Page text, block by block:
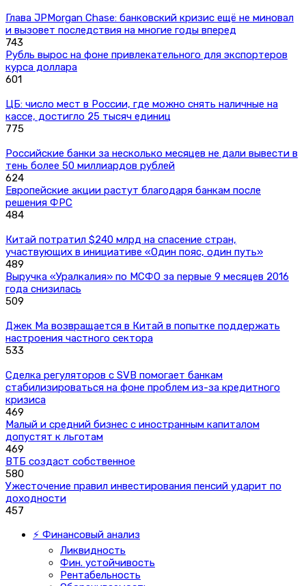
Глава JPMorgan Chase: банковский кризис ещё не миновал
и вызовет последствия на многие годы вперед
743
Рубль вырос на фоне привлекательного для экспортеров
курса доллара
601
ЦБ: число мест в России, где можно снять наличные на
кассе, достигло 25 тысяч единиц
775
Российские банки за несколько месяцев не дали вывести в
тень более 50 миллиардов рублей
624
Европейские акции растут благодаря банкам после
решения ФРС
484
Китай потратил $240 млрд на спасение стран,
участвующих в инициативе «Один пояс, один путь»
489
Выручка «Уралкалия» по МСФО за первые 9 месяцев 2016
года снизилась
509
Джек Ма возвращается в Китай в попытке поддержать
настроения частного сектора
533
Сделка регуляторов с SVB помогает банкам
стабилизироваться на фоне проблем из-за кредитного
кризиса
469
Малый и средний бизнес с иностранным капиталом
допустят к льготам
469
ВТБ создаст собственное
580
Ужесточение правил инвестирования пенсий ударит по
доходности
457
⚡ Финансовый анализ
Ликвидность
Фин. устойчивость
Рентабельность